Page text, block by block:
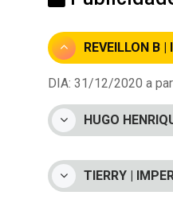
REVEILLON B
DIA: 31/12/2020 a
HUGO
TIERRY |